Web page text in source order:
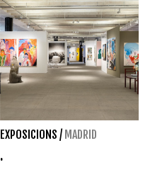
EXPOSICIONS / MADRID
.